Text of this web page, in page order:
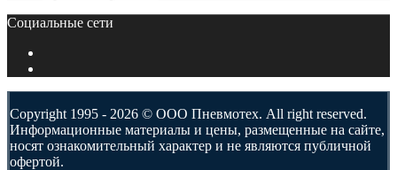
Социальные сети
Copyright 1995 - 2026 © ООО Пневмотех. All right reserved.
Информационные материалы и цены, размещенные на сайте,
носят ознакомительный характер и не являются публичной
офертой.